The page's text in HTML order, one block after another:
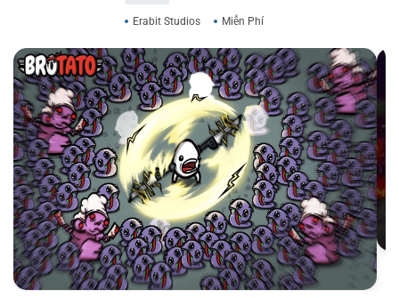
Erabit Studios Miễn Phí